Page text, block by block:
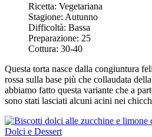
Ricetta: Vegetariana
Stagione: Autunno
Difficoltà: Bassa
Preparazione: 25
Cottura: 30-40
Questa torta nasce dalla congiuntura
rossa sulla base più che collaudata
abbiamo fatto questa variante che a
sono stati lasciati alcuni acini nei
Dolci e Dessert